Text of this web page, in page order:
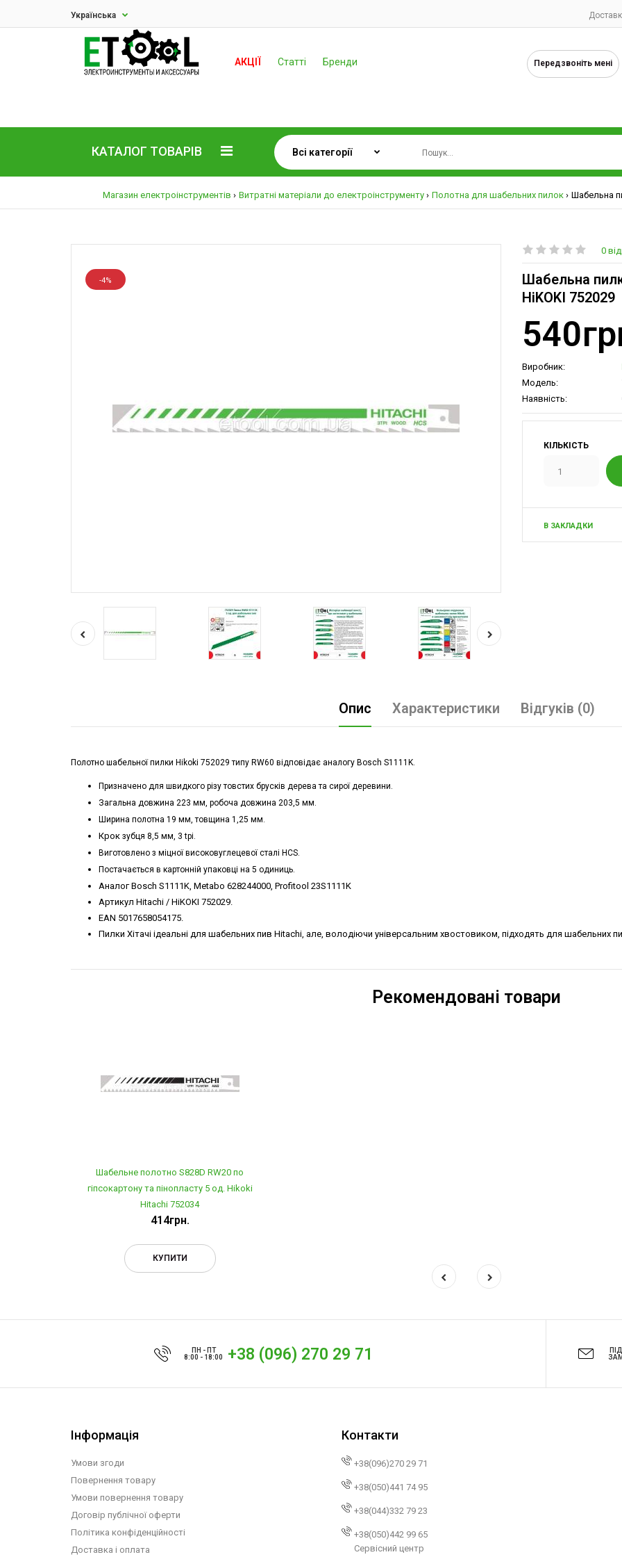
Українська
АКЦІЇ Статті Бренди Передзвоніть мені
КАТАЛОГ ТОВАРІВ
Магазин електроінструментів Витратні матеріали до електроінструменту Полотна для шабельних пилок Шабельна
-4%
0
Шабельна
HiKOKI 752029
Виробник:
Модель:
Наявність:
КІЛЬКІСТЬ
В ЗАКЛАДКИ
Опис Характеристики Відгуків (0)
Полотно шабельної пилки Hikoki 752029 типу RW60 відповідає аналогу Bosch S1111K.
Призначено для швидкого різу товстих брусків дерева та сирої деревини.
Загальна довжина 223 мм, робоча довжина 203,5 мм.
Ширина полотна 19 мм, товщина 1,25 мм.
Крок зубця 8,5 мм, 3 tpi.
Виготовлено з міцної високовуглецевої сталі HCS.
Постачається в картонній упаковці на 5 одиниць.
Аналог Bosch S1111K, Metabo 628244000, Profitool 23S1111K
Артикул Hitachi / HiKOKI 752029.
EAN 5017658054175.
Пилки Хітачі ідеальні для шабельних пив Hitachi, але, володіючи універсальним хвостовиком, підходять для шабельних
Рекомендовані товари
Шабельне полотно S828D RW20 по
гіпсокартону та пінопласту 5 од. Hikoki
Hitachi 752034
414грн.
КУПИТИ
ПН - ПТ
8:00 - 18:00
+38 (096) 270 29 71
Інформація
Умови згоди
Повернення товару
Умови повернення товару
Договір публічної оферти
Політика конфіденційності
Доставка і оплата
Контакти
+38(096)270 29 71
+38(050)441 74 95
+38(044)332 79 23
+38(050)442 99 65
Сервісний центр